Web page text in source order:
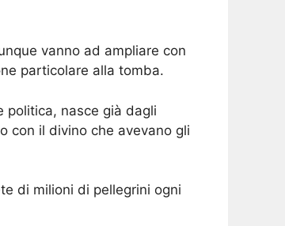
vanno ad ampliare con
particolare alla tomba.
politica, nasce già dagli
con il divino che avevano gli
di milioni di pellegrini ogni